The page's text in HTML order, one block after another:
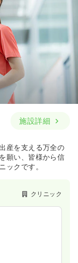
施設詳細
産を支える万全の
願い、皆様から信
ックです。
クリニック